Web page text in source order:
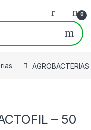
0
– 50